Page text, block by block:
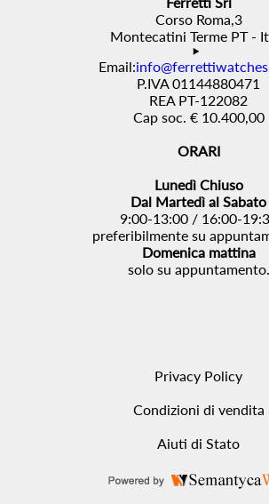
Corso Roma,3
Montecatini Terme PT -
Email:
P.IVA 01144880471
REA PT-122082
Cap soc. € 10.400,00
ORARI
Lunedì Chiuso
Dal Martedì al Sabato
9:00-13:00 / 16:00-
preferibilmente su
Domenica mattina
solo su appuntamento.
Privacy Policy
Condizioni di vendita
Aiuti di Stato